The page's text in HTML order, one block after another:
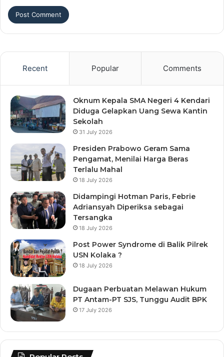
Recent Popular Comments
Oknum Kepala SMA Negeri 4 Kendari
Diduga Gelapkan Uang Sewa Kantin
Sekolah
31 July 2026
Presiden Prabowo Geram Sama
Pengamat, Menilai Harga Beras
Terlalu Mahal
18 July 2026
Didampingi Hotman Paris, Febrie
Adriansyah Diperiksa sebagai
Tersangka
18 July 2026
Post Power Syndrome di Balik Pilrek
USN Kolaka ?
18 July 2026
Dugaan Perbuatan Melawan Hukum
PT Antam-PT SJS, Tunggu Audit BPK
17 July 2026